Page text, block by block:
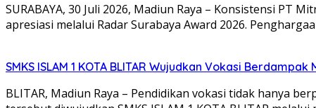
SURABAYA, 30 Juli 2026, Madiun Raya – Konsistensi
apresiasi melalui Radar Surabaya Award 2026.
SMKS ISLAM 1 KOTA BLITAR Wujudkan Vokasi
BLITAR, Madiun Raya – Pendidikan vokasi tidak hanya